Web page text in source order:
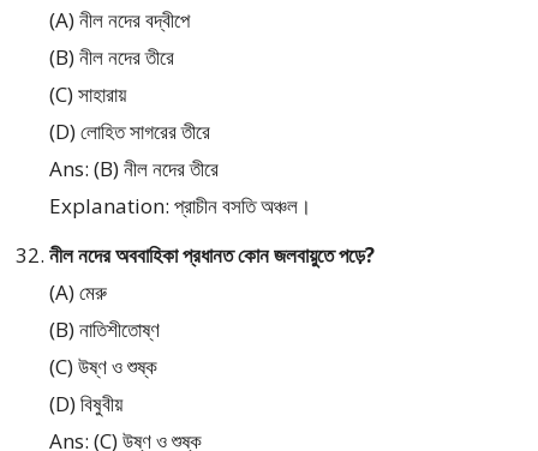
(A) নীল নদের বদ্বীপে
(B) নীল নদের তীরে
(C) সাহারায়
(D) লোহিত সাগরের তীরে
Ans: (B) নীল নদের তীরে
Explanation: প্রাচীন বসতি অঞ্চল।
নীল নদের অববাহিকা প্রধানত কোন জলবায়ুতে পড়ে?
(A) মেরু
(B) নাতিশীতোষ্ণ
(C) উষ্ণ ও শুষ্ক
(D) বিষুবীয়
Ans: (C) উষ্ণ ও শুষ্ক